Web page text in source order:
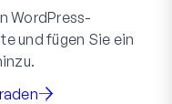
WordPress-
und fügen Sie ein